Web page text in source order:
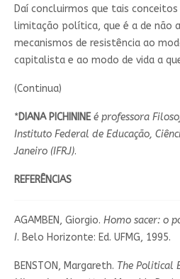
Daí concluirmos que tais
limitação política, que é a de não
mecanismos de resistência ao
capitalista e ao modo de vida a
(Continua)
*DIANA PICHININE é professora
Instituto Federal de Educação,
Janeiro (IFRJ).
REFERÊNCIAS
AGAMBEN, Giorgio. Homo sacer: o
I. Belo Horizonte: Ed. UFMG, 1995.
BENSTON, Margareth. The Political